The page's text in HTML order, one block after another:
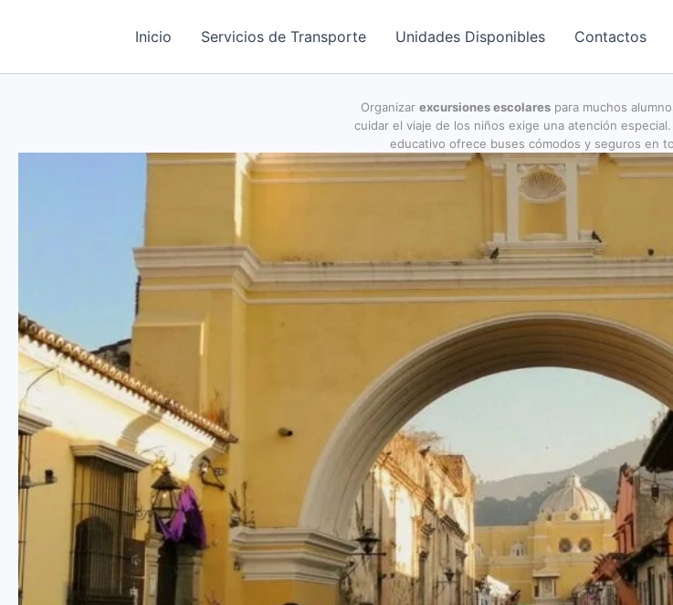
Inicio Servicios de Transporte Unidades Disponibles Contactos
Organizar excursiones escolarespara muchos
cuidar el viaje de los niños exige una atención
educativo ofrece buses cómodos y seguros en